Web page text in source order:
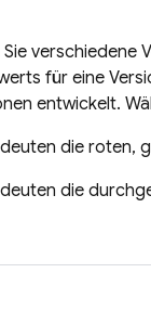
Sie verschiedene
für eine
entwickelt.
die roten,
die